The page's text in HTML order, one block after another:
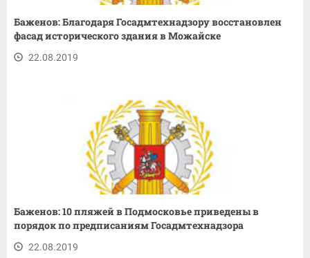
Баженов: Благодаря Госадмтехнадзору восстановлен
фасад исторического здания в Можайске
22.08.2019
Баженов: 10 пляжей в Подмосковье приведены в
порядок по предписаниям Госадмтехнадзора
22.08.2019